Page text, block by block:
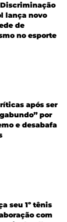
lança novo
de
no esporte
após ser
por
e desabafa
seu 1º tênis
com